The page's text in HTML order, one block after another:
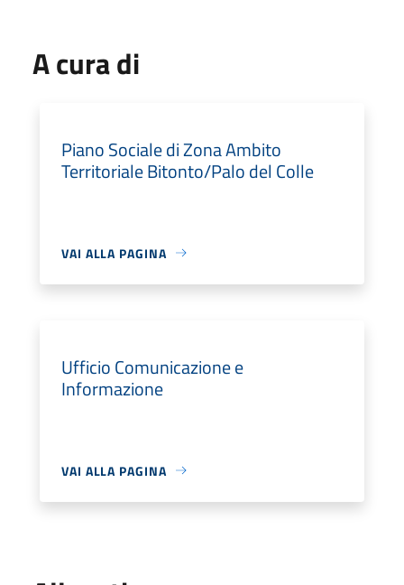
A cura di
Piano Sociale di Zona Ambito
Territoriale Bitonto/Palo del Colle
VAI ALLA PAGINA
Ufficio Comunicazione e
Informazione
VAI ALLA PAGINA